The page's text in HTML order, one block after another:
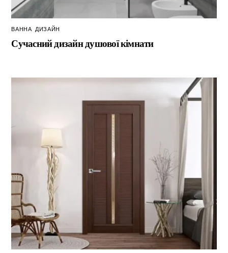
ВАННА ДИЗАЙН
Сучасний дизайн душової кімнати